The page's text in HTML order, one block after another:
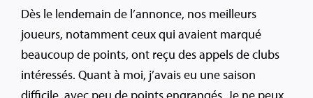
Dès le lendemain de l’annonce, nos meilleurs
joueurs, notamment ceux qui avaient marqué
beaucoup de points, ont reçu des appels de clubs
intéressés. Quant à moi, j’avais eu une saison